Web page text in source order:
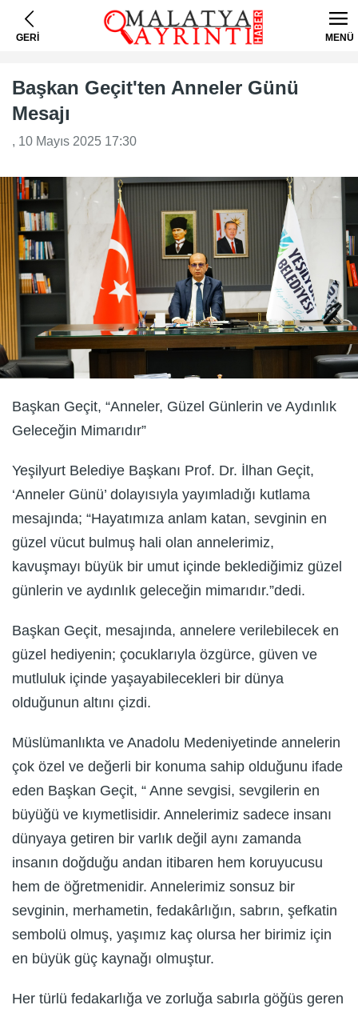
GERİ MENÜ
Başkan Geçit'ten Anneler Günü
Mesajı
, 10 Mayıs 2025 17:30
Başkan Geçit, “Anneler, Güzel Günlerin ve Aydınlık
Geleceğin Mimarıdır”
Yeşilyurt Belediye Başkanı Prof. Dr. İlhan Geçit,
‘Anneler Günü’ dolayısıyla yayımladığı kutlama
mesajında; “Hayatımıza anlam katan, sevginin en
güzel vücut bulmuş hali olan annelerimiz,
kavuşmayı büyük bir umut içinde beklediğimiz güzel
günlerin ve aydınlık geleceğin mimarıdır.”dedi.
Başkan Geçit, mesajında, annelere verilebilecek en
güzel hediyenin; çocuklarıyla özgürce, güven ve
mutluluk içinde yaşayabilecekleri bir dünya
olduğunun altını çizdi.
Müslümanlıkta ve Anadolu Medeniyetinde annelerin
çok özel ve değerli bir konuma sahip olduğunu ifade
eden Başkan Geçit, “ Anne sevgisi, sevgilerin en
büyüğü ve kıymetlisidir. Annelerimiz sadece insanı
dünyaya getiren bir varlık değil aynı zamanda
insanın doğduğu andan itibaren hem koruyucusu
hem de öğretmenidir. Annelerimiz sonsuz bir
sevginin, merhametin, fedakârlığın, sabrın, şefkatin
sembolü olmuş, yaşımız kaç olursa her birimiz için
en büyük güç kaynağı olmuştur.
Her türlü fedakarlığa ve zorluğa sabırla göğüs geren